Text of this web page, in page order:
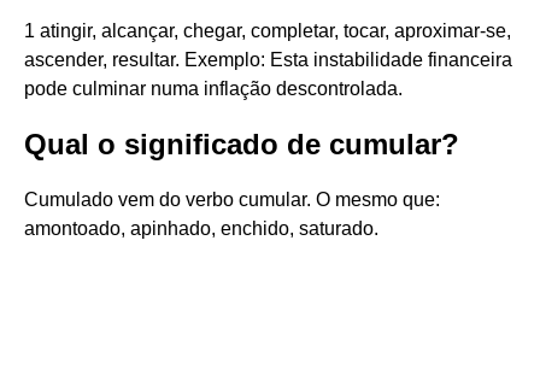
1 atingir, alcançar, chegar, completar, tocar, aproximar-se,
ascender, resultar. Exemplo: Esta instabilidade financeira
pode culminar numa inflação descontrolada.
Qual o significado de cumular?
Cumulado vem do verbo cumular. O mesmo que:
amontoado, apinhado, enchido, saturado.